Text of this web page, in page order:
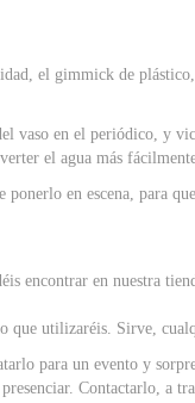
el gimmick de
vaso en el periódico, y
el agua más
en escena, para
encontrar en nuestra
que utilizaréis. Sirve,
para un evento y
Contactarlo, a